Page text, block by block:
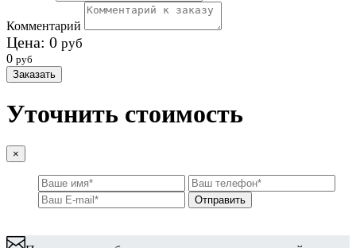
Комментарий
Цена: 0 руб
0 руб
Заказать
Уточнить стоимость
×